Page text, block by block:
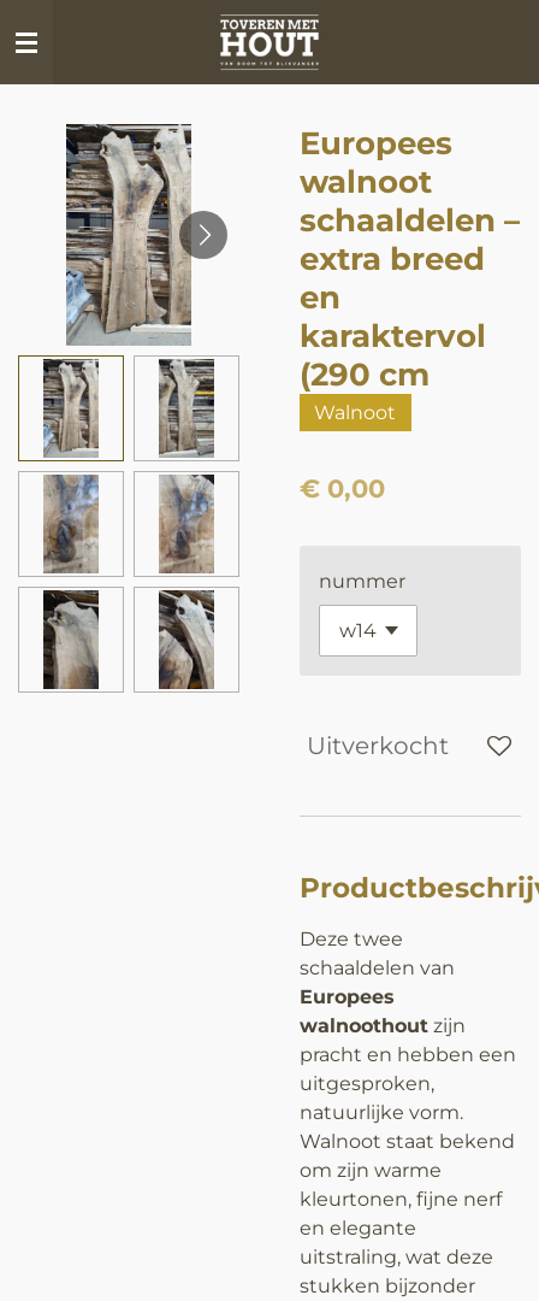
direct
naar
hoofdinhoud
Europees
walnoot
schaaldelen –
extra breed
en
karaktervol
(290 cm
Walnoot
€ 0,00
nummer
Uitverkocht
Deze twee
schaaldelen van
Europees
walnoothout zijn
pracht en hebben een
uitgesproken,
natuurlijke vorm.
Walnoot staat bekend
om zijn warme
kleurtonen, fijne nerf
en elegante
uitstraling, wat deze
stukken bijzonder